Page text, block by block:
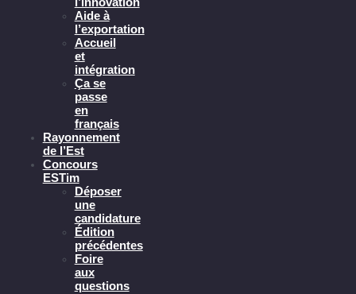
Aide à
l’exportation
Accueil
et
intégration
Ça se
passe
en
français
Rayonnement
de l’Est
Concours
ESTim
Déposer
une
candidature
Édition
précédentes
Foire
aux
questions